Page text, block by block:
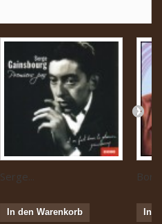
Serge...
In den Warenkorb In